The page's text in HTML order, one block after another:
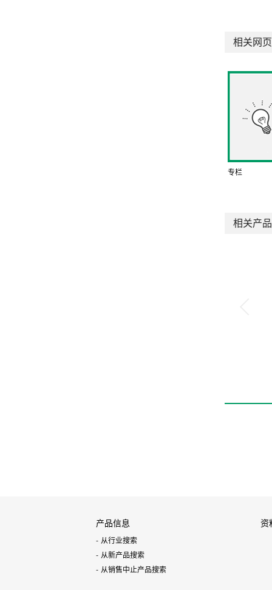
相关网页
专栏
相关产品
产品信息
从行业搜索
从新产品搜索
从销售中止产品搜索
资